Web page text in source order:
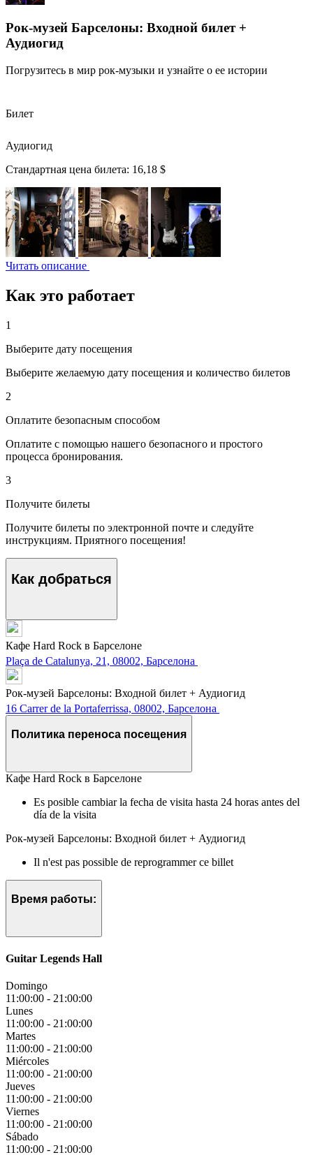
Рок-музей Барселоны: Входной билет +
Аудиогид
Погрузитесь в мир рок-музыки и узнайте о ее истории
Билет
Аудиогид
Стандартная цена билета: 16,18 $
Читать описание
Как это работает
1
Выберите дату посещения
Выберите желаемую дату посещения и количество билетов
2
Оплатите безопасным способом
Оплатите с помощью нашего безопасного и простого
процесса бронирования.
3
Получите билеты
Получите билеты по электронной почте и следуйте
инструкциям. Приятного посещения!
Как добраться
Кафе Hard Rock в Барселоне
Plaça de Catalunya, 21, 08002, Барселона
Рок-музей Барселоны: Входной билет + Аудиогид
16 Carrer de la Portaferrissa, 08002, Барселона
Политика переноса посещения
Кафе Hard Rock в Барселоне
Es posible cambiar la fecha de visita hasta 24 horas antes del
día de la visita
Рок-музей Барселоны: Входной билет + Аудиогид
Il n'est pas possible de reprogrammer ce billet
Время работы:
Guitar Legends Hall
Domingo
11:00:00 - 21:00:00
Lunes
11:00:00 - 21:00:00
Martes
11:00:00 - 21:00:00
Miércoles
11:00:00 - 21:00:00
Jueves
11:00:00 - 21:00:00
Viernes
11:00:00 - 21:00:00
Sábado
11:00:00 - 21:00:00